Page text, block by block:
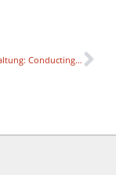
ABPU-Veranstaltung: Conducting Bruckner Masterclass mit Markus Poschner und dem Bruckner Orchester Linz